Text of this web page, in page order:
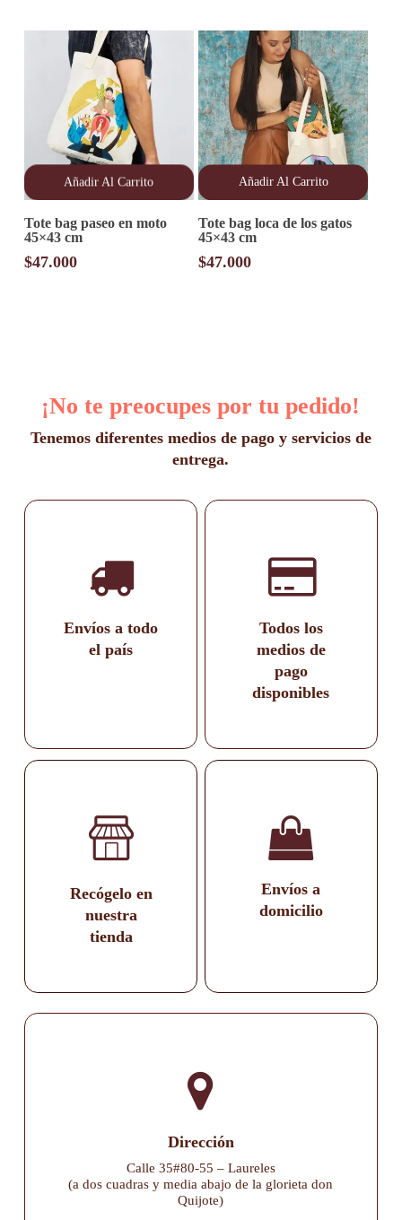
Añadir Al Carrito
Tote bag paseo en moto
45×43 cm
$47.000
Añadir Al Carrito
Tote bag loca de los gatos
45×43 cm
$47.000
¡No te preocupes por tu pedido!
Tenemos diferentes medios de pago y servicios de
entrega.
Envíos a todo
el país
Todos los
medios de
pago
disponibles
Recógelo en
nuestra
tienda
Envíos a
domicilio
Dirección
Calle 35#80-55 – Laureles
(a dos cuadras y media abajo de la glorieta don
Quijote)